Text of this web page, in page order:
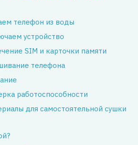
телефон из воды
устройство
SIM и карточки памяти
телефона
работоспособности
для самостоятельной сушки